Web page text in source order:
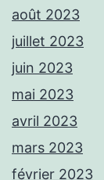
août 2023
juillet 2023
juin 2023
mai 2023
avril 2023
mars 2023
février 2023